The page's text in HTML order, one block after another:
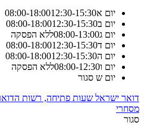
יום א 08:00-18:0012:30-15:30
יום ב
08:00-18:0012:30-15:30
יום ג
08:00-13:00
ללא הפסקה
יום ד
08:00-18:0012:30-15:30
יום ה
08:00-18:0012:30-15:30
יום ו
08:00-12:30
ללא הפסקה
יום ש סגור
מסחרי
סגור